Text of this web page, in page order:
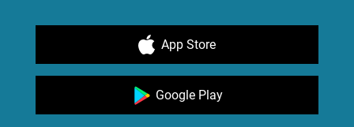
App Store
Google Play